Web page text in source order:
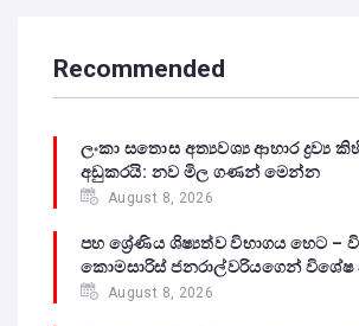
Recommended
ලංකා සතොස අත්‍යවශ්‍ය ආහාර ද්‍රව්‍ය
අඩුකරයි: නව මිල ගණන් මෙන්න
August 8, 2026
පහ ශ්‍රේණිය ශිෂ්‍යත්ව විභාගය හෙට –
කොමසාරිස් ජනරාල්වරියගෙන් විශේෂ
August 8, 2026